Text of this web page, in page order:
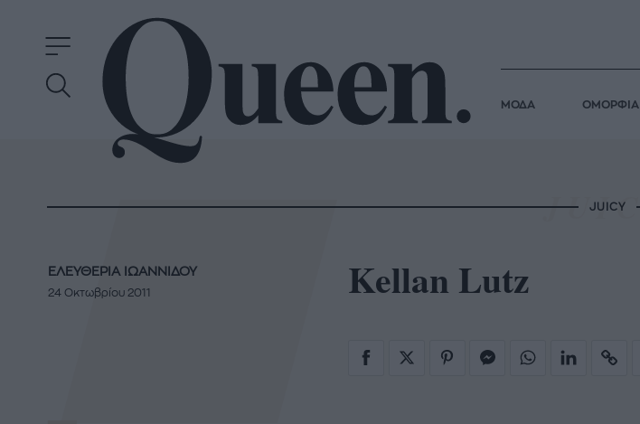
ΜΟΔΑ ΟΜΟΡΦΙΑ
JUICY
Kellan Lutz
ΕΛΕΥΘΕΡΙΑ ΙΩΑΝΝΙΔΟΥ
24 Οκτωβρίου 2011